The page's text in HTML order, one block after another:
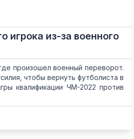
игрока из-за военного
произошел военный переворот.
чтобы вернуть футболиста в
квалификации ЧМ-2022 против